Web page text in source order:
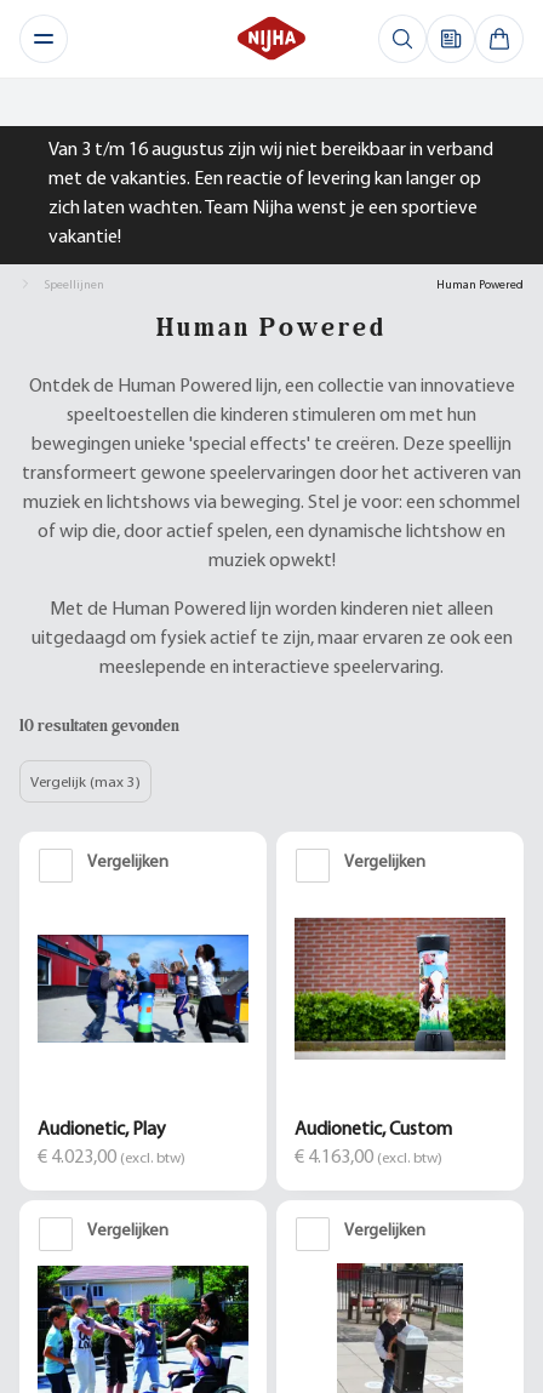
Van 3 t/m 16 augustus zijn wij niet bereikbaar in verband
met de vakanties. Een reactie of levering kan langer op
zich laten wachten. Team Nijha wenst je een sportieve
vakantie!
Speellijnen Human Powered
Human Powered
Ontdek de Human Powered lijn, een collectie van innovatieve
speeltoestellen die kinderen stimuleren om met hun
bewegingen unieke 'special effects' te creëren. Deze speellijn
transformeert gewone speelervaringen door het activeren van
muziek en lichtshows via beweging. Stel je voor: een schommel
of wip die, door actief spelen, een dynamische lichtshow en
muziek opwekt!
Met de Human Powered lijn worden kinderen niet alleen
uitgedaagd om fysiek actief te zijn, maar ervaren ze ook een
meeslepende en interactieve speelervaring.
10 resultaten gevonden
Vergelijk (max 3)
Vergelijken
Audionetic, Play
€ 4.023,00 (excl. btw)
Vergelijken
Audionetic, Custom
€ 4.163,00 (excl. btw)
Vergelijken Vergelijken